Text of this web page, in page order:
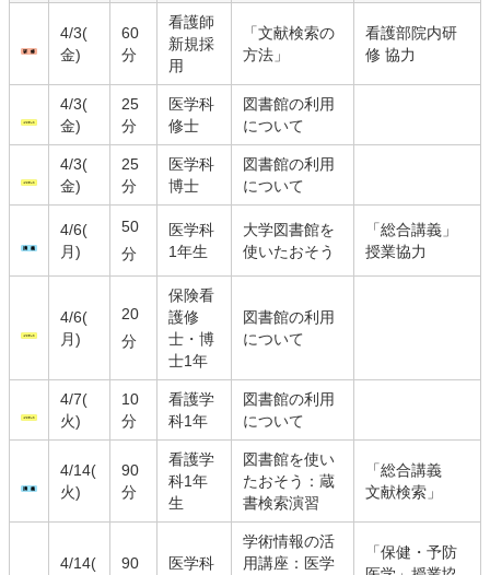
4/3(
金)
60
分
看護師
新規採
用
「文献検索の
方法」
看護部院内研
修 協力
4/3(
金)
25
分
医学科
修士
図書館の利用
について
4/3(
金)
25
分
医学科
博士
図書館の利用
について
4/6(
月)
50
分
医学科
1年生
大学図書館を
使いたおそう
「総合講義」
授業協力
4/6(
月)
20
分
保険看
護修
士・博
士1年
図書館の利用
について
4/7(
火)
10
分
看護学
科1年
図書館の利用
について
4/14(
火)
90
分
看護学
科1年
生
図書館を使い
たおそう：蔵
書検索演習
「総合講義
文献検索」
4/14(
90
医学科
学術情報の活
用講座：医学
「保健・予防